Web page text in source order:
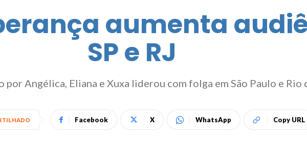
aumenta
SP e RJ
por Angélica, Eliana e Xuxa liderou com folga em São Paulo e Rio
Facebook X WhatsApp Copy URL